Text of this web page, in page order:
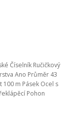
Číselník Ručičkový
Ano Průměr 43
m Pásek Ocel s
Pohon